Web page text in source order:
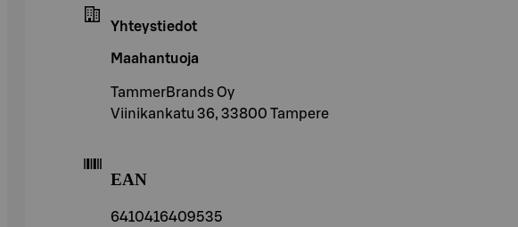
Yhteystiedot
Maahantuoja
TammerBrands Oy
Viinikankatu 36, 33800 Tampere
EAN
6410416409535